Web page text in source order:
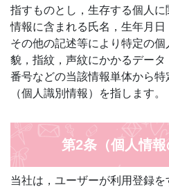
指すものとし，生存する個人
情報に含まれる氏名，生年月
その他の記述等により特定の
貌，指紋，声紋にかかるデー
番号などの当該情報単体から
（個人識別情報）を指します。
第2条（個人情報
当社は，ユーザーが利用登録を